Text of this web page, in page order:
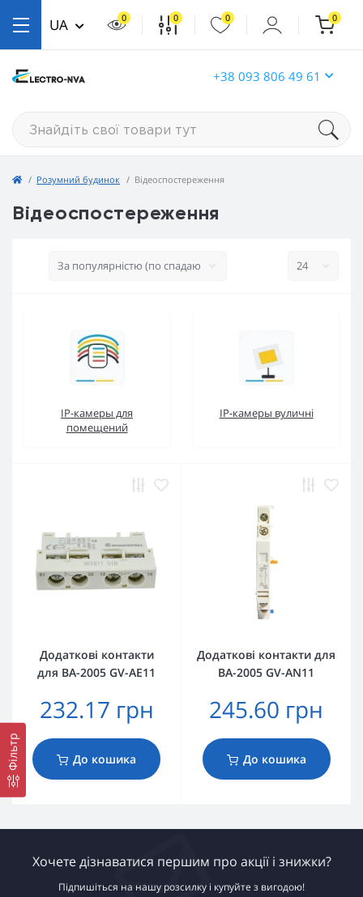
+38 093 806 49 61
UA 0 0 0 0
Розумний будинок Відеоспостереження
Відеоспостереження
Фільтр
IP-камеры для
помещений
IP-камеры вуличні
Додаткові контакти
для ВА-2005 GV-AE11
232.17 грн
До кошика
Додаткові контакти для
ВА-2005 GV-AN11
245.60 грн
До кошика
Хочете дізнаватися першим про акції і знижки?
Підпишіться на нашу розсилку і купуйте з вигодою!